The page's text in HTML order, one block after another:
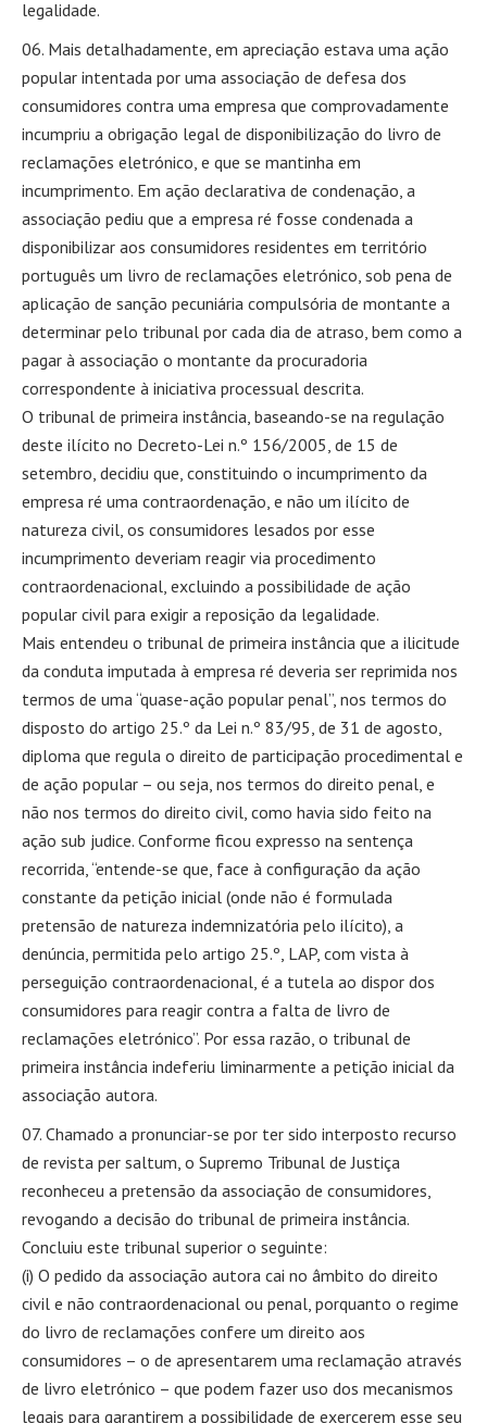
legalidade.
Mais detalhadamente, em apreciação estava uma ação
popular intentada por uma associação de defesa dos
consumidores contra uma empresa que comprovadamente
incumpriu a obrigação legal de disponibilização do livro de
reclamações eletrónico, e que se mantinha em
incumprimento. Em ação declarativa de condenação, a
associação pediu que a empresa ré fosse condenada a
disponibilizar aos consumidores residentes em território
português um livro de reclamações eletrónico, sob pena de
aplicação de sanção pecuniária compulsória de montante a
determinar pelo tribunal por cada dia de atraso, bem como a
pagar à associação o montante da procuradoria
correspondente à iniciativa processual descrita.
O tribunal de primeira instância, baseando-se na regulação
deste ilícito no Decreto-Lei n.º 156/2005, de 15 de
setembro, decidiu que, constituindo o incumprimento da
empresa ré uma contraordenação, e não um ilícito de
natureza civil, os consumidores lesados por esse
incumprimento deveriam reagir via procedimento
contraordenacional, excluindo a possibilidade de ação
popular civil para exigir a reposição da legalidade.
Mais entendeu o tribunal de primeira instância que a ilicitude
da conduta imputada à empresa ré deveria ser reprimida nos
termos de uma “quase-ação popular penal”, nos termos do
disposto do artigo 25.º da Lei n.º 83/95, de 31 de agosto,
diploma que regula o direito de participação procedimental e
de ação popular – ou seja, nos termos do direito penal, e
não nos termos do direito civil, como havia sido feito na
ação sub judice. Conforme ficou expresso na sentença
recorrida, “entende-se que, face à configuração da ação
constante da petição inicial (onde não é formulada
pretensão de natureza indemnizatória pelo ilícito), a
denúncia, permitida pelo artigo 25.º, LAP, com vista à
perseguição contraordenacional, é a tutela ao dispor dos
consumidores para reagir contra a falta de livro de
reclamações eletrónico”. Por essa razão, o tribunal de
primeira instância indeferiu liminarmente a petição inicial da
associação autora.
Chamado a pronunciar-se por ter sido interposto recurso
de revista per saltum, o Supremo Tribunal de Justiça
reconheceu a pretensão da associação de consumidores,
revogando a decisão do tribunal de primeira instância.
Concluiu este tribunal superior o seguinte:
(i) O pedido da associação autora cai no âmbito do direito
civil e não contraordenacional ou penal, porquanto o regime
do livro de reclamações confere um direito aos
consumidores – o de apresentarem uma reclamação através
de livro eletrónico – que podem fazer uso dos mecanismos
legais para garantirem a possibilidade de exercerem esse seu